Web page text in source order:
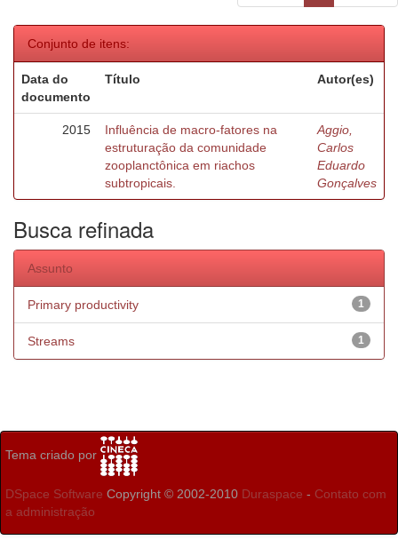
Conjunto de itens:
Data do
documento
Título Autor(es)
2015
Influência de macro-fatores na
estruturação da comunidade
zooplanctônica em riachos
subtropicais.
Aggio,
Carlos
Eduardo
Gonçalves
Busca refinada
Assunto
1
Primary productivity
1
Streams
Tema criado por
DSpace Software Copyright © 2002-2010 Duraspace - Contato com
a administração